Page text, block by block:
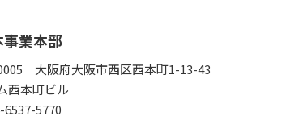
事業本部
大阪府大阪市西区西本町1-13-43
西本町ビル
6537-5770